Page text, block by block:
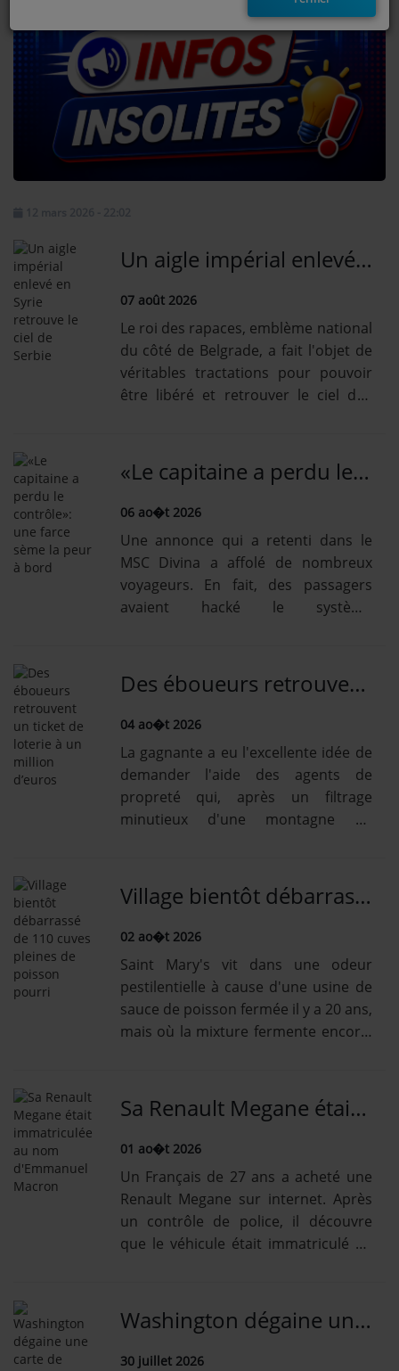
EMISSIONS
TITRES DIFFUSÉS
FRÉQUENCES
EVÈNEMENTS
JEUX CONCOURS
CONTACTEZ-NOUS
RÉGIE PUBLICTIAIRE
Se connecter
Un aigle impérial enlevé en Syrie retrouve le ciel de Serbie
07 août 2026
Le roi des rapaces, emblème national
du côté de Belgrade, a fait l'objet de
véritables tractations pour pouvoir
être libéré et retrouver le ciel des
«Le capitaine a perdu le contrôle»: une farce sème la peur à bord
06 ao�t 2026
Une annonce qui a retenti dans le
MSC Divina a affolé de nombreux
voyageurs. En fait, des passagers
avaient hacké le système
Des éboueurs retrouvent un ticket de loterie à un million d’euros
04 ao�t 2026
La gagnante a eu l'excellente idée de
demander l'aide des agents de
propreté qui, après un filtrage
minutieux d'une montagne de
Village bientôt débarrassé de 110 cuves pleines de poisson pourri
02 ao�t 2026
Saint Mary's vit dans une odeur
pestilentielle à cause d'une usine de
sauce de poisson fermée il y a 20 ans,
mais où la mixture fermente encore.
Sa Renault Megane était immatriculée au nom d'Emmanuel Macron
01 ao�t 2026
Un Français de 27 ans a acheté une
Renault Megane sur internet. Après
un contrôle de police, il découvre
que le véhicule était immatriculé au
Washington dégaine une carte de l'Afrique… qui a tout faux
30 juillet 2026